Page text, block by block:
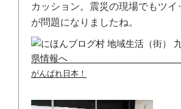
カッション。震災の現場でもツイ
が問題になりましたね。
がんばれ日本！